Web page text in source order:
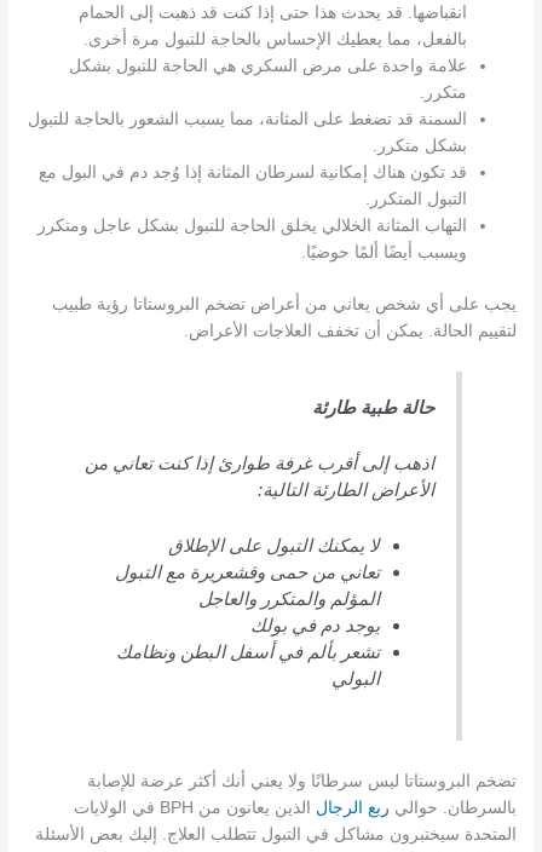
انقباضها. قد يحدث هذا حتى إذا كنت قد ذهبت إلى الحمام
بالفعل، مما يعطيك الإحساس بالحاجة للتبول مرة أخرى.
علامة واحدة على مرض السكري هي الحاجة للتبول بشكل
متكرر.
السمنة قد تضغط على المثانة، مما يسبب الشعور بالحاجة للتبول
بشكل متكرر.
قد تكون هناك إمكانية لسرطان المثانة إذا وُجد دم في البول مع
التبول المتكرر.
التهاب المثانة الخلالي يخلق الحاجة للتبول بشكل عاجل ومتكرر
ويسبب أيضًا ألمًا حوضيًا.
يجب على أي شخص يعاني من أعراض تضخم البروستاتا رؤية طبيب
لتقييم الحالة. يمكن أن تخفف العلاجات الأعراض.
حالة طبية طارئة
اذهب إلى أقرب غرفة طوارئ إذا كنت تعاني من
الأعراض الطارئة التالية:
لا يمكنك التبول على الإطلاق
تعاني من حمى وقشعريرة مع التبول
المؤلم والمتكرر والعاجل
يوجد دم في بولك
تشعر بألم في أسفل البطن ونظامك
البولي
تضخم البروستاتا ليس سرطانًا ولا يعني أنك أكثر عرضة للإصابة
بالسرطان. حوالي ربع الرجال
الذين يعانون من BPH في الولايات
المتحدة سيختبرون مشاكل في التبول تتطلب العلاج. إليك بعض الأسئلة